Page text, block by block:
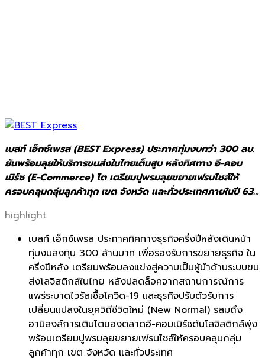
เบสท์ เอ็กซ์เพรส (BEST Express) ประกาศทุ่มงบกว่า 300 ลบ.
ยันพร้อมลุยให้บริการขนส่งในไทยเต็มสูบ หลังทิศทาง อี-คอม
เมิร์ซ (E-Commerce) โต เตรียมปูพรมลุยขยายเฟรนไชส์ให้
ครอบคลุมกลุ่มลูกค้าทุก เขต จังหวัด และทั่วประเทศภายในปี 63…
highlight
เบสท์ เอ็กซ์เพรส ประกาศทิศทางธุรกิจครึ่งปีหลังเดินหน้า
ทุ่มงบลงทุน 300 ล้านบาท เพื่อรองรับการขยายธุรกิจ ใน
ครึ่งปีหลัง เตรียมพร้อมลงแข่งสู่ความเป็นผู้นำด้านระบบขน
ส่งโลจิสติกส์ในไทย หลังปลดล็อคจากสถานการณ์การ
แพร่ระบาดไวรัสเชื้อโควิด-19 และธุรกิจปรับตัวรับการ
เปลี่ยนแปลงในยุควิถีชีวิตใหม่ (New Normal) รสมถึง
อานิสงส์การเติบโตของตลาดอี-คอมเมิร์ซดันโลจิสติกส์พุ่ง
พร้อมเตรียมปูพรมลุยขยายเฟรนไชส์ให้ครอบคลุมกลุ่ม
ลูกค้าทุก เขต จังหวัด และทั่วประเทศ